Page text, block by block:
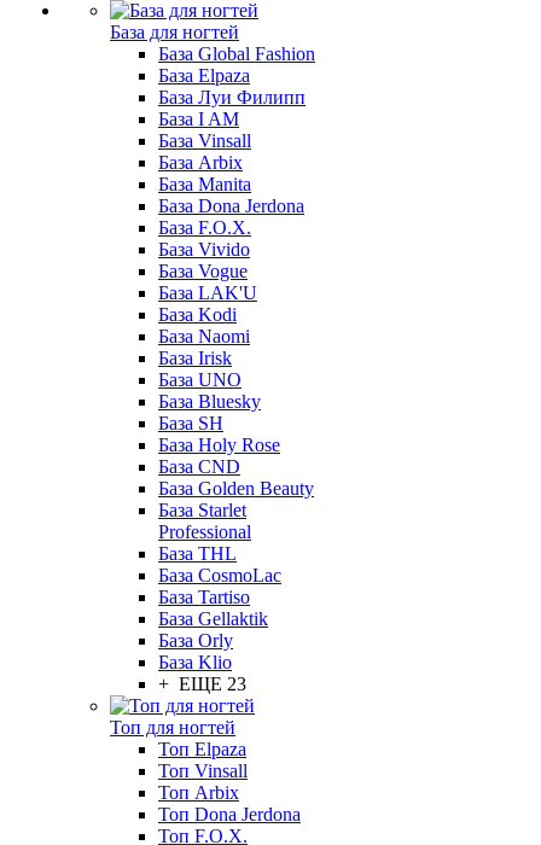
База для ногтей
База Global Fashion
База Elpaza
База Луи Филипп
База I AM
База Vinsall
База Arbix
База Manita
База Dona Jerdona
База F.O.X.
База Vivido
База Vogue
База LAK'U
База Kodi
База Naomi
База Irisk
База UNO
База Bluesky
База SH
База Holy Rose
База CND
База Golden Beauty
База Starlet
Professional
База THL
База CosmoLac
База Tartiso
База Gellaktik
База Orly
База Klio
+ ЕЩЕ 23
Топ для ногтей
Топ Elpaza
Топ Vinsall
Топ Arbix
Топ Dona Jerdona
Топ F.O.X.